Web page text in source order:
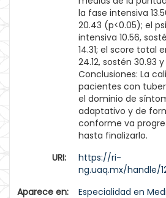
la fase intensiva
20.43 (p<0.05); el
intensiva 10.56,
14.31; el score total
24.12, sostén 30.93
Conclusiones: La
pacientes con
el dominio de
adaptativo y de
conforme va
hasta finalizarlo.
URI:
https://ri-
ng.uaq.mx/handle/
Aparece en:
Especialidad en